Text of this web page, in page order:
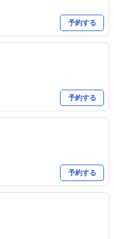
予約する
予約する
予約する